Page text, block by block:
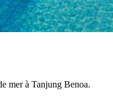
mer à Tanjung Benoa.